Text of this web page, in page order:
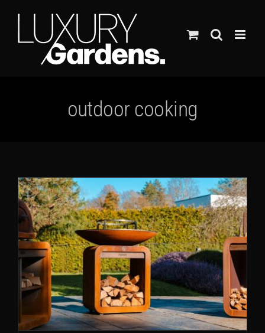
inhoud
outdoor cooking